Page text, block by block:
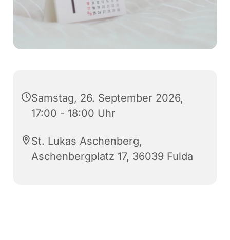
Samstag, 26. September 2026,
17:00 - 18:00 Uhr
St. Lukas Aschenberg,
Aschenbergplatz 17, 36039 Fulda